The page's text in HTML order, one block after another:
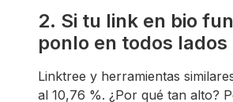
2. Si tu link en bio
ponlo en todos lados
Linktree y herramientas
al 10,76 %. ¿Por qué tan alto?